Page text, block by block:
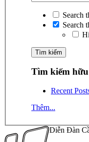
Search
Search
Tìm kiếm
Recent
Thêm...
Diễn Đàn